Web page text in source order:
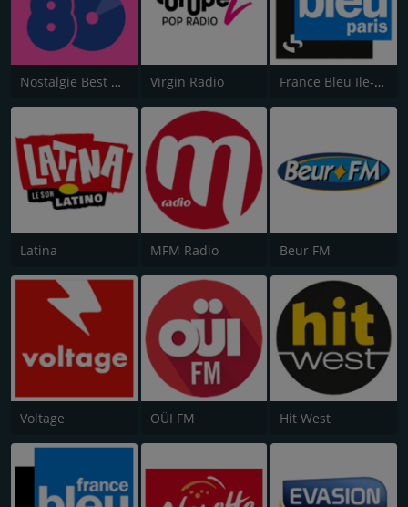
Nostalgie Best of 80s Virgin Radio France Bleu Ile-de-France
Latina MFM Radio Beur FM
Voltage OÜI FM Hit West